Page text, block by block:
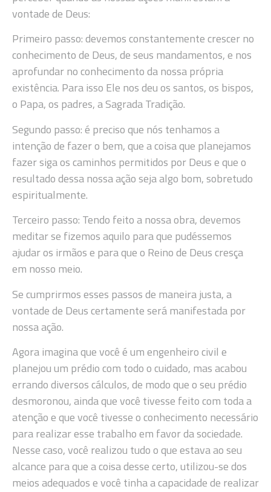
vontade de Deus:
Primeiro passo: devemos constantemente crescer no
conhecimento de Deus, de seus mandamentos, e nos
aprofundar no conhecimento da nossa própria
existência. Para isso Ele nos deu os santos, os bispos,
o Papa, os padres, a Sagrada Tradição.
Segundo passo: é preciso que nós tenhamos a
intenção de fazer o bem, que a coisa que planejamos
fazer siga os caminhos permitidos por Deus e que o
resultado dessa nossa ação seja algo bom, sobretudo
espiritualmente.
Terceiro passo: Tendo feito a nossa obra, devemos
meditar se fizemos aquilo para que pudéssemos
ajudar os irmãos e para que o Reino de Deus cresça
em nosso meio.
Se cumprirmos esses passos de maneira justa, a
vontade de Deus certamente será manifestada por
nossa ação.
Agora imagina que você é um engenheiro civil e
planejou um prédio com todo o cuidado, mas acabou
errando diversos cálculos, de modo que o seu prédio
desmoronou, ainda que você tivesse feito com toda a
atenção e que você tivesse o conhecimento necessário
para realizar esse trabalho em favor da sociedade.
Nesse caso, você realizou tudo o que estava ao seu
alcance para que a coisa desse certo, utilizou-se dos
meios adequados e você tinha a capacidade de realizar